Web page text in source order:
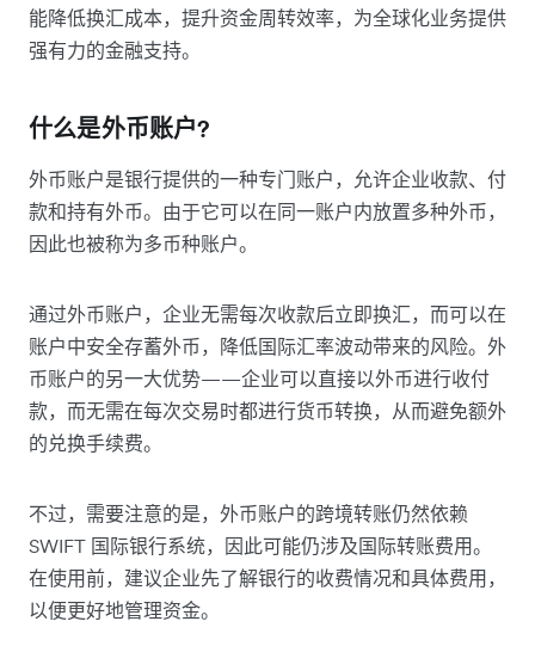
能降低换汇成本，提升资金周转效率，为全球化业务提供
强有力的金融支持。
什么是外币账户?
外币账户是银行提供的一种专门账户，允许企业收款、付
款和持有外币。由于它可以在同一账户内放置多种外币，
因此也被称为多币种账户。
通过外币账户，企业无需每次收款后立即换汇，而可以在
账户中安全存蓄外币，降低国际汇率波动带来的风险。外
币账户的另一大优势——企业可以直接以外币进行收付
款，而无需在每次交易时都进行货币转换，从而避免额外
的兑换手续费。
不过，需要注意的是，外币账户的跨境转账仍然依赖
SWIFT 国际银行系统，因此可能仍涉及国际转账费用。
在使用前，建议企业先了解银行的收费情况和具体费用，
以便更好地管理资金。